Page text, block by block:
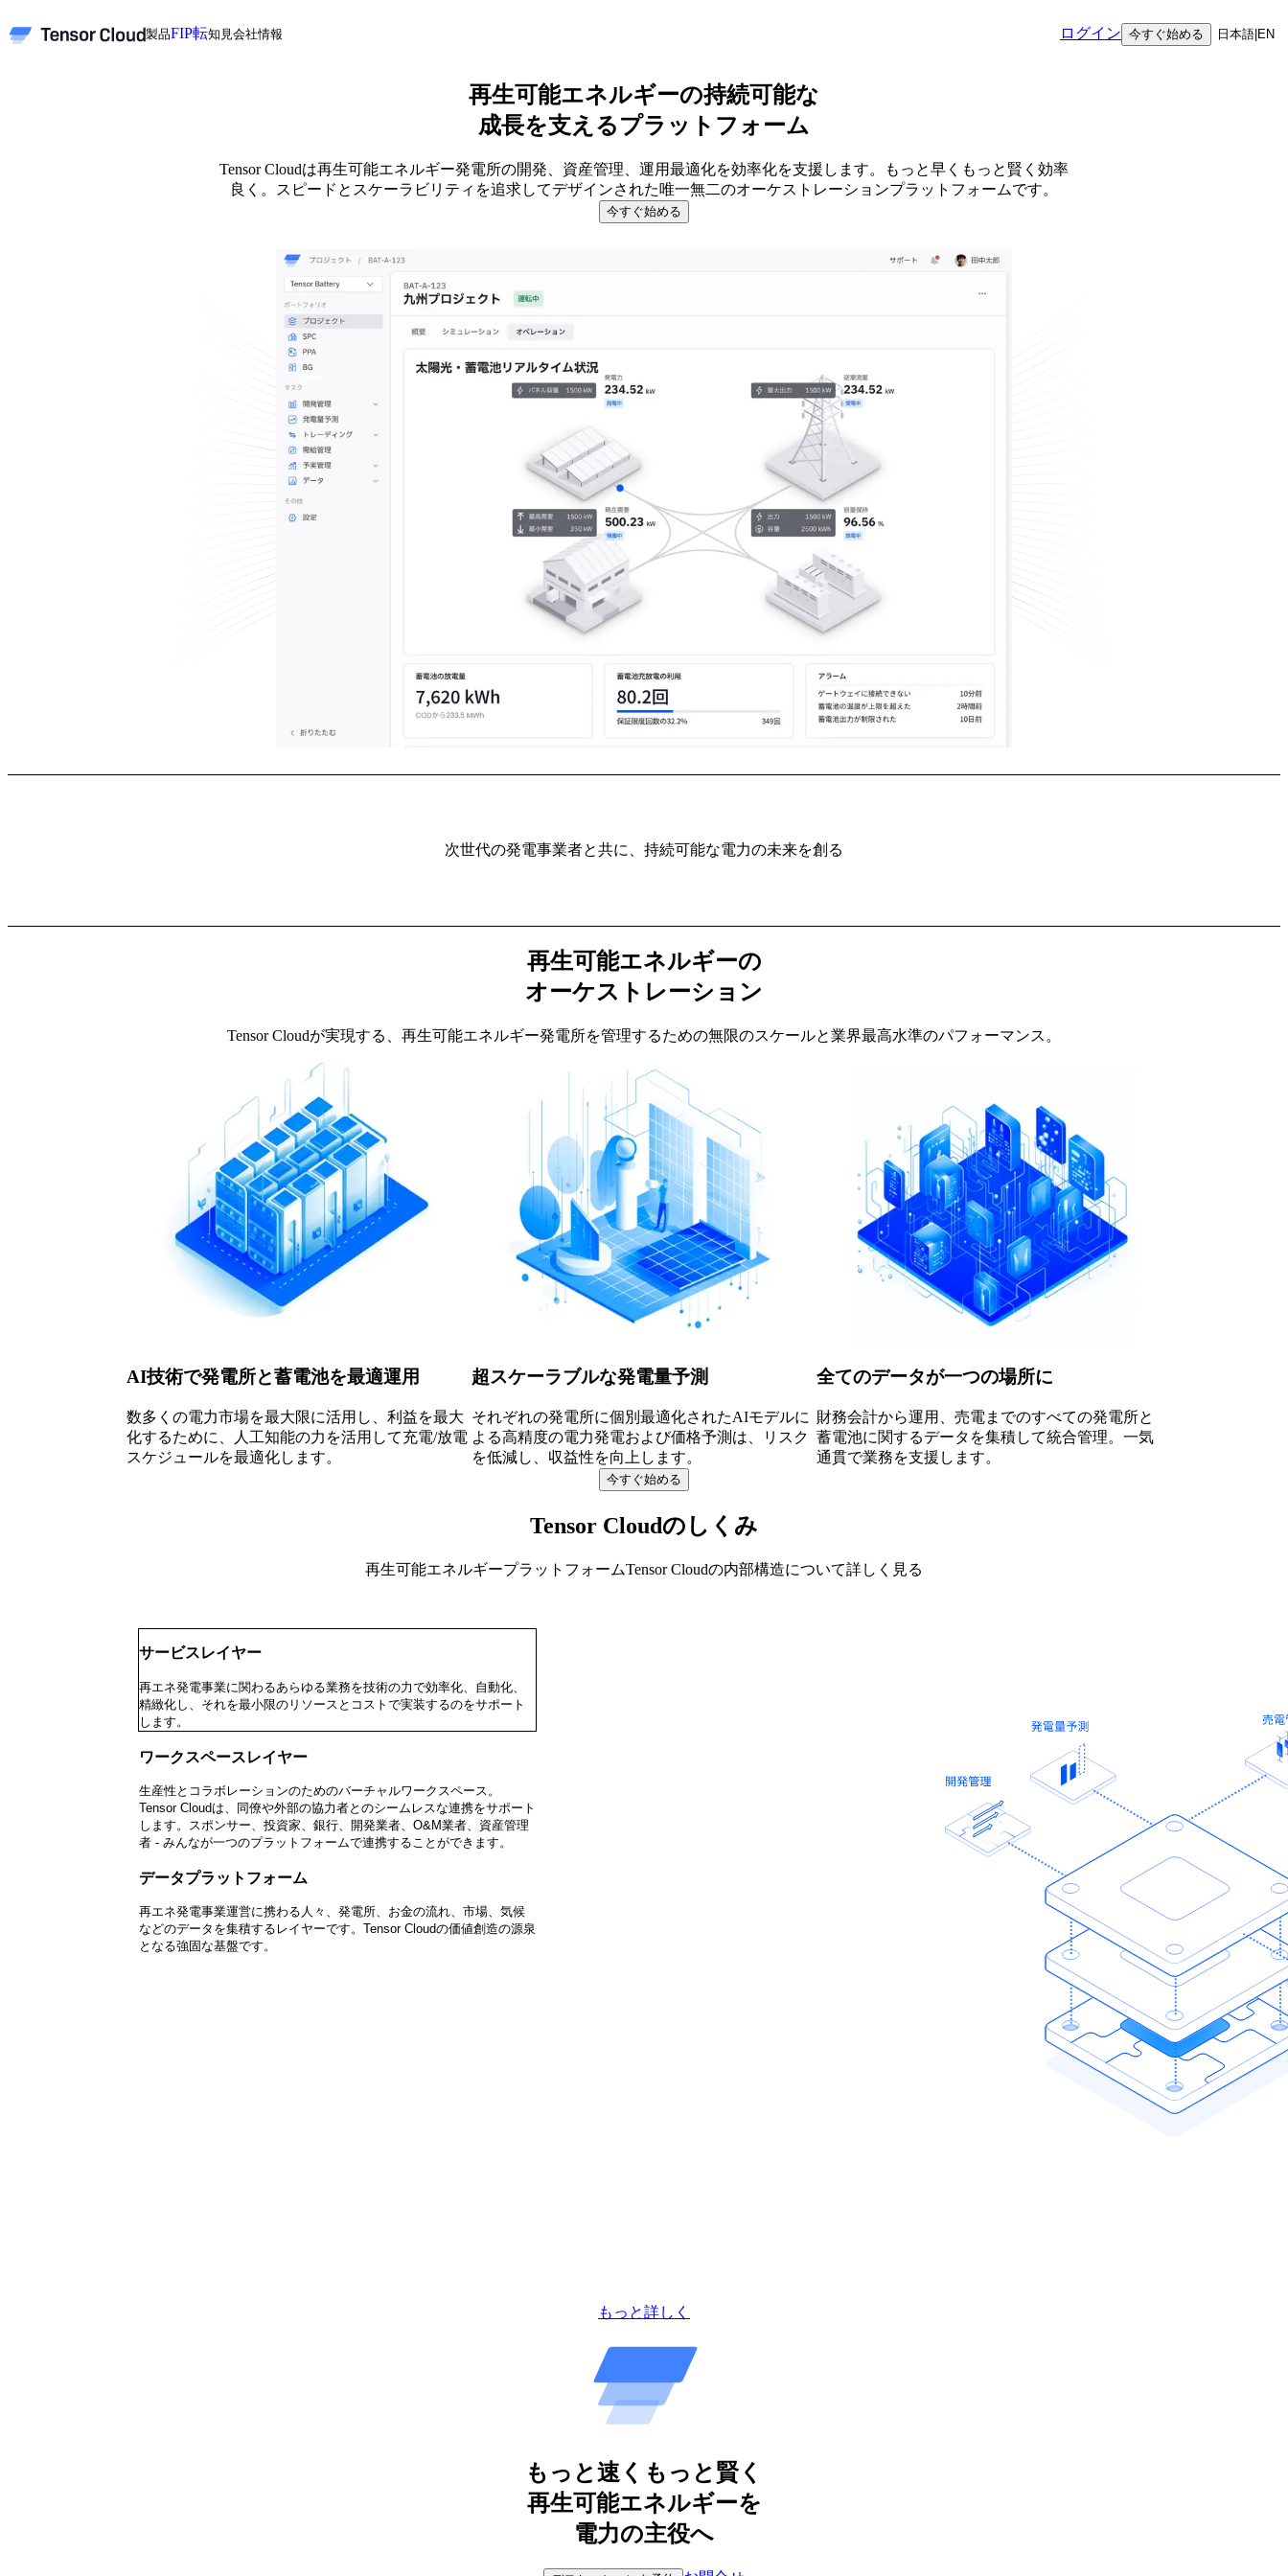
製品FIP転知見 会社情報 ログイン 今すぐ始める 日本語 EN
再生可能エネルギーの持続可能な
成長を支えるプラットフォーム
Tensor Cloudは再生可能エネルギー発電所の開発、資産管理、運用最適化を効率化を支援します。もっと早くもっと賢く効率
良く。スピードとスケーラビリティを追求してデザインされた唯一無二のオーケストレーションプラットフォームです。
今すぐ始める
次世代の発電事業者と共に、 持続可能な電力の未来を創る
再生可能エネルギーの
オーケストレーション
Tensor Cloudが実現する、再生可能エネルギー発電所を管理するための無限のスケールと業界最高水準のパフォーマンス。
AI技術で発電所と蓄電池を最適運用
数多くの電力市場を最大限に活用し、利益を最大
化するために、人工知能の力を活用して充電/放電
スケジュールを最適化します。
超スケーラブルな発電量予測
それぞれの発電所に個別最適化されたAIモデルに
よる高精度の電力発電および価格予測は、リスク
を低減し、収益性を向上します。
全てのデータが一つの場所に
財務会計から運用、売電までのすべての発電所と
蓄電池に関するデータを集積して統合管理。一気
通貫で業務を支援します。
今すぐ始める
Tensor Cloudの しくみ
再生可能エネルギープラットフォームTensor Cloudの内部構造について詳しく見る
サービスレイヤー
再エネ発電事業に関わるあらゆる業務を技術の力で効率化、自動化、
精緻化し、それを最小限のリソースとコストで実装するのをサポート
します。
ワークスペースレイヤー
生産性とコラボレーションのためのバーチャルワークスペース。
Tensor Cloudは、同僚や外部の協力者とのシームレスな連携をサポート
します。スポンサー、投資家、銀行、開発業者、O&M業者、資産管理
者 - みんなが一つのプラットフォームで連携することができます。
データプラット フォーム
再エネ発電事業運営に携わる人々、発電所、お金の流れ、市場、気候
などのデータを集積するレイヤーです。Tensor Cloudの価値創造の源泉
となる強固な基盤です。
もっと詳しく
もっと速くもっと賢く
再生可能エネルギーを
電力の主役へ